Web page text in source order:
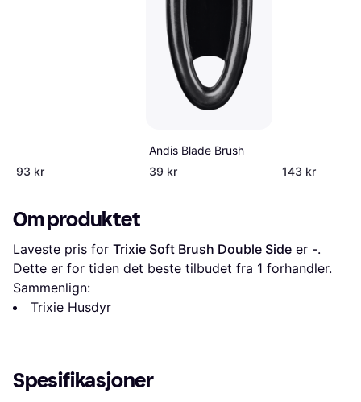
93 kr
Andis Blade Brush
39 kr
143 kr
Om produktet
Laveste pris for Trixie Soft Brush Double Side er -.
Dette er for tiden det beste tilbudet fra 1 forhandler.
Sammenlign:
Trixie Husdyr
Spesifikasjoner